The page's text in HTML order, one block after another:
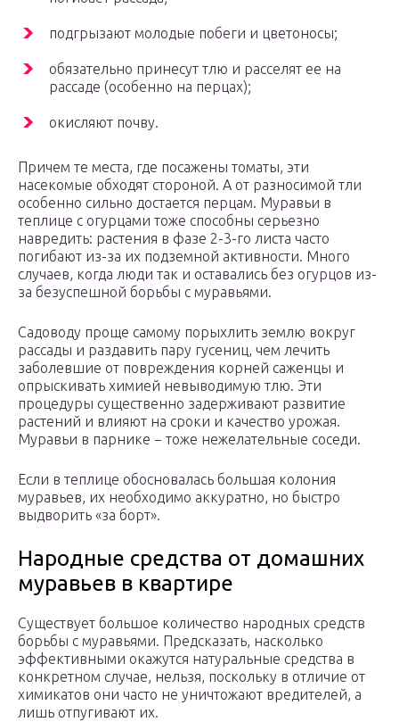
подгрызают молодые побеги и цветоносы;
обязательно принесут тлю и расселят ее на
рассаде (особенно на перцах);
окисляют почву.
Причем те места, где посажены томаты, эти
насекомые обходят стороной. А от разносимой тли
особенно сильно достается перцам. Муравьи в
теплице с огурцами тоже способны серьезно
навредить: растения в фазе 2-3-го листа часто
погибают из-за их подземной активности. Много
случаев, когда люди так и оставались без огурцов из-
за безуспешной борьбы с муравьями.
Садоводу проще самому порыхлить землю вокруг
рассады и раздавить пару гусениц, чем лечить
заболевшие от повреждения корней саженцы и
опрыскивать химией невыводимую тлю. Эти
процедуры существенно задерживают развитие
растений и влияют на сроки и качество урожая.
Муравьи в парнике − тоже нежелательные соседи.
Если в теплице обосновалась большая колония
муравьев, их необходимо аккуратно, но быстро
выдворить «за борт».
Народные средства от домашних
муравьев в квартире
Существует большое количество народных средств
борьбы с муравьями. Предсказать, насколько
эффективными окажутся натуральные средства в
конкретном случае, нельзя, поскольку в отличие от
химикатов они часто не уничтожают вредителей, а
лишь отпугивают их.